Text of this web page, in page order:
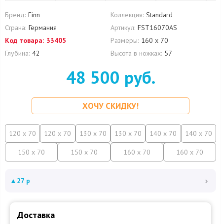
Бренд: Finn Коллекция: Standard
Страна: Германия Артикул: FST16070AS
Код товара: 33405 Размеры: 160 х 70
Глубина: 42 Высота в ножках: 57
48 500 руб.
ХОЧУ СКИДКУ!
120 x 70 120 x 70 130 x 70 130 x 70 140 x 70 140 x 70
150 x 70 150 x 70 160 x 70 160 x 70
▲ 27 р ›
Доставка